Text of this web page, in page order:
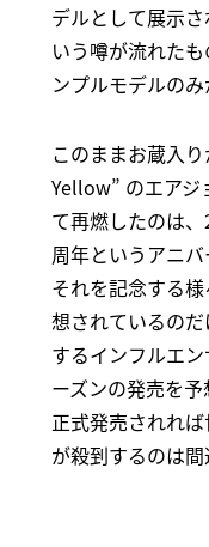
デルとして展示
いう噂が流れた
ンプルモデルのみ
このままお蔵入
Yellow” のエアジ
て再燃したのは
周年というアニ
それを記念する
想されているの
するインフルエ
ーズンの発売を
正式発売されれ
が殺到するのは間